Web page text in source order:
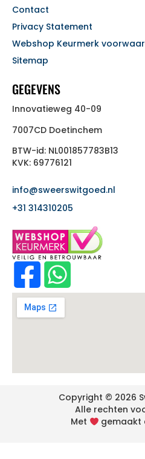
Contact
Privacy Statement
Webshop Keurmerk
Sitemap
GEGEVENS
Innovatieweg 40-09
7007CD Doetinchem
BTW-id: NL001857783B13
KVK: 69776121
info@sweerswitgoed.nl
+31 314310205
Met gemaakt
Copyright © 2026
Alle rechten